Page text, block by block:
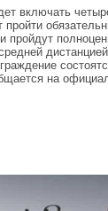
включать
пройдут
на